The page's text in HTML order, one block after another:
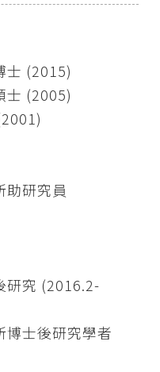
士 (2015)
士 (2005)
助研究員
研究 (2016.2-
博士後研究學者